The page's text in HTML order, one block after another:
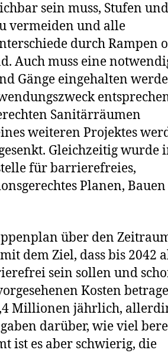
sein muss, Stufen und
vermeiden und alle
durch Rampen
Auch muss eine
Gänge eingehalten
Sanitärräumen
weiteren Projektes
Gleichzeitig wurde
für barrierefreies,
Planen, Bauen
über den
dem Ziel, dass bis 2042
sein sollen und
Kosten
Millionen jährlich,
darüber, wie viel
ist es aber schwierig, die